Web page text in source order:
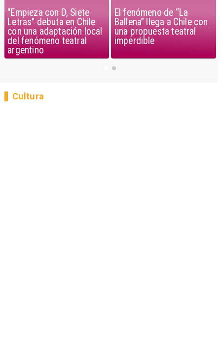
"Empieza con D, Siete
Letras" debuta en Chile
con una adaptación local
del fenómeno teatral
argentino
El fenómeno de “La
Ballena” llega a Chile con
una propuesta teatral
imperdible
Cultura